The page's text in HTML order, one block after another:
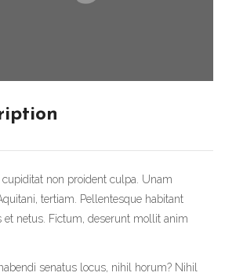
non proident culpa. Unam
tertiam. Pellentesque habitant
et netus. Fictum, deserunt mollit anim
senatus locus, nihil horum? Nihil